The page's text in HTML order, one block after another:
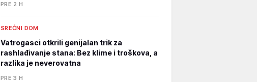
PRE 2 H
SREĆNI DOM
Vatrogasci otkrili genijalan trik za
rashlađivanje stana: Bez klime i troškova, a
razlika je neverovatna
PRE 3 H